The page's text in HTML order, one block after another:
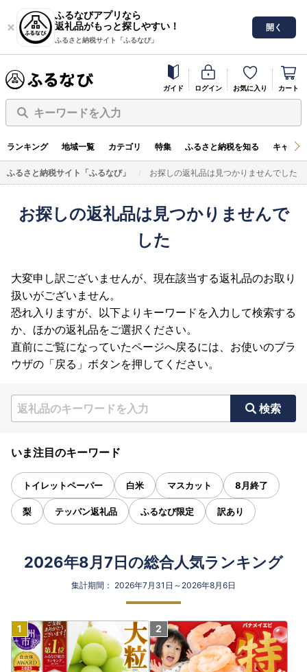
ふるなびアプリなら
返礼品がもっと探しやすい！
ふるさと納税サイト「ふるなび」
開く
ガイド ログイン お気に入り カート
キーワードを入力
ランキング 地域一覧 カテゴリ 特集 ふるさと納税を知る キャン
ふるさと納税サイト「ふるなび」 お探しの返礼品は見つかりませんでした
お探しの返礼品は見つかりませんで
した
大変申し訳ございませんが、現在該当する返礼品のお取り
扱いがございません。
恐れ入りますが、以下よりキーワードを入力して検索する
か、ほかの返礼品をご選択ください。
直前にご覧になっていたページへ戻るには、お使いのブラ
ウザの「戻る」ボタンを押してください。
検索
いま注目のキーワード
トイレットペーパー 白米 マスカット 8月終了
梨 テッパン返礼品 ふるなび限定 訳あり
2026年8月7日の総合人気ランキング
集計期間： 2026年7月31日～2026年8月6日